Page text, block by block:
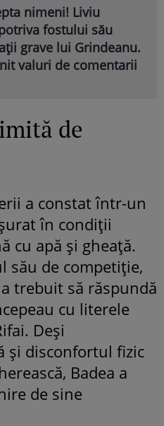
nimeni! Liviu
fostului său
grave lui Grindeanu.
valuri de comentarii
de
a constat într-un
în condiții
cu apă și gheață.
său de competiție,
trebuit să răspundă
cu literele
Deși
și disconfortul fizic
Badea a
de sine